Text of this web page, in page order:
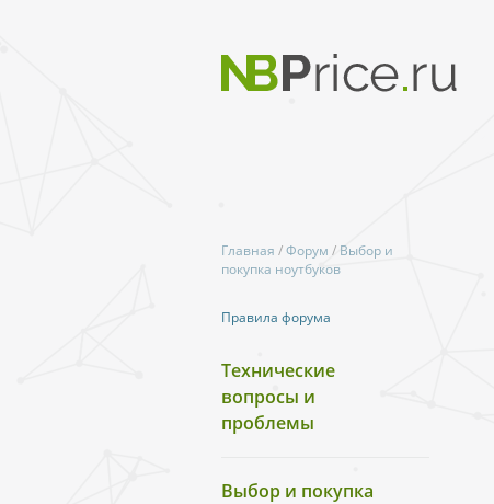
Главная /Форум / Выбор и
покупка ноутбуков
Правила форума
Технические
вопросы и
проблемы
Выбор и покупка